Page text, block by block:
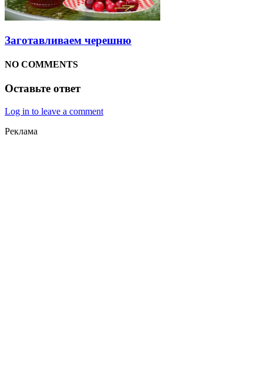
Заготавливаем черешню
NO COMMENTS
Оставьте ответ
Log in to leave a comment
Реклама